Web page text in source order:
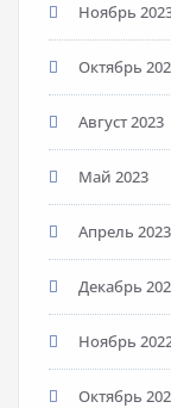
Ноябрь
Октябрь
Август 2023
Май 2023
Апрель 2023
Декабрь
Ноябрь
Октябрь